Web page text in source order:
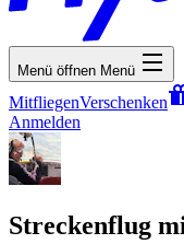
Menü öffnen Menü
MitfliegenVerschenken
Anmelden
Streckenflug